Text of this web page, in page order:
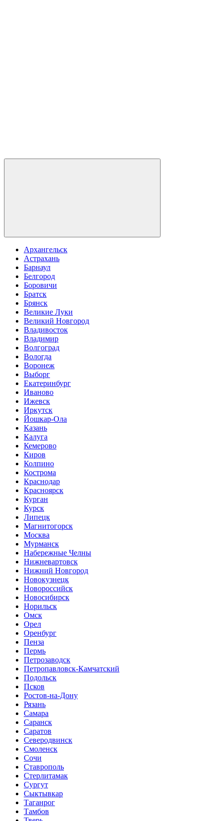
Архангельск
Астрахань
Барнаул
Белгород
Боровичи
Братск
Брянск
Великие Луки
Великий Новгород
Владивосток
Владимир
Волгоград
Вологда
Воронеж
Выборг
Екатеринбург
Иваново
Ижевск
Иркутск
Йошкар-Ола
Казань
Калуга
Кемерово
Киров
Колпино
Кострома
Краснодар
Красноярск
Курган
Курск
Липецк
Магнитогорск
Москва
Мурманск
Набережные Челны
Нижневартовск
Нижний Новгород
Новокузнецк
Новороссийск
Новосибирск
Норильск
Омск
Орел
Оренбург
Пенза
Пермь
Петрозаводск
Петропавловск-Камчатский
Подольск
Псков
Ростов-на-Дону
Рязань
Самара
Саранск
Саратов
Северодвинск
Смоленск
Сочи
Ставрополь
Стерлитамак
Сургут
Сыктывкар
Таганрог
Тамбов